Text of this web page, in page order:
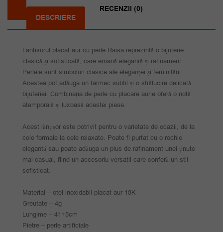
89.00 lei.
DESCRIERE
RECENZII (0)
Lantisorul placat aur cu perle Raisa reprezintă o bijuterie
clasică și sofisticată, care emană eleganță și rafinament.
Perlele sunt simboluri clasice ale eleganței și feminității.
Acestea pot adăuga un farmec subtil și o strălucire delicată
bijuteriei. Combinația de perle cu placare aurie oferă o notă
atemporală și luxoasă acestei piese.
Acest lănțișor este potrivit pentru o varietate de ocazii, de la
cele formale la cele relaxate. Poate fi purtat cu o rochie
elegantă sau poate adăuga un plus de rafinament unei ținute
mai casual, fiind un accesoriu versatil care conferă un stil
sofisticat.
Material – otel inoxidabil placat aur 18K
Greutate – 4g
Lungime – 41+5cm
Pietre – perle artificiale